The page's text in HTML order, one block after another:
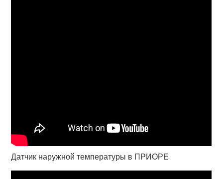
Датчик наружной температуры в ПРИОРЕ